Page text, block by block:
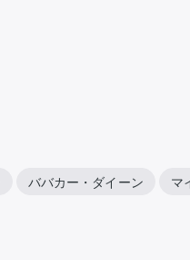
ババカー・ダイーン マ